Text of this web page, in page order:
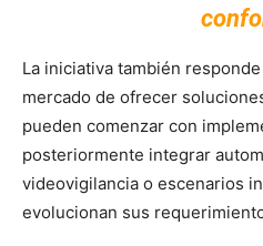
La iniciativa también
mercado de ofrecer
pueden comenzar con
posteriormente integrar
videovigilancia o escenarios
evolucionan sus